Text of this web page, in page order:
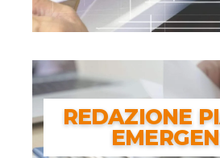
DVR E
RISCHI
REDAZIONE